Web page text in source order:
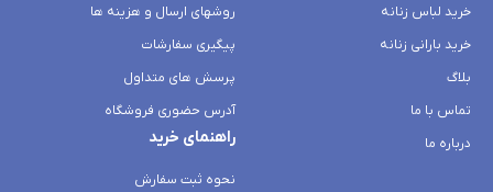
خرید لباس زنانه
خرید بارانی زنانه
بلاگ
تماس با ما
درباره ما
روشهای ارسال و هزینه ها
پیگیری سفارشات
پرسش های متداول
آدرس حضوری فروشگاه
راهنمای خرید
نحوه ثبت سفارش